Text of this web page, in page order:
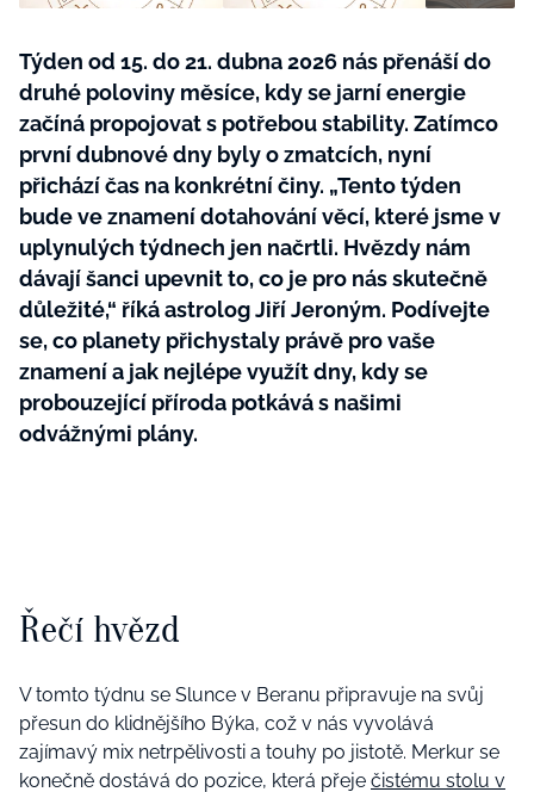
Týden od 15. do 21. dubna 2026 nás přenáší do
druhé poloviny měsíce, kdy se jarní energie
začíná propojovat s potřebou stability. Zatímco
první dubnové dny byly o zmatcích, nyní
přichází čas na konkrétní činy. „Tento týden
bude ve znamení dotahování věcí, které jsme v
uplynulých týdnech jen načrtli. Hvězdy nám
dávají šanci upevnit to, co je pro nás skutečně
důležité,“ říká astrolog Jiří Jeroným. Podívejte
se, co planety přichystaly právě pro vaše
znamení a jak nejlépe využít dny, kdy se
probouzející příroda potkává s našimi
odvážnými plány.
Řečí hvězd
V tomto týdnu se Slunce v Beranu připravuje na svůj
přesun do klidnějšího Býka, což v nás vyvolává
zajímavý mix netrpělivosti a touhy po jistotě. Merkur se
konečně dostává do pozice, která přeje čistému stolu v